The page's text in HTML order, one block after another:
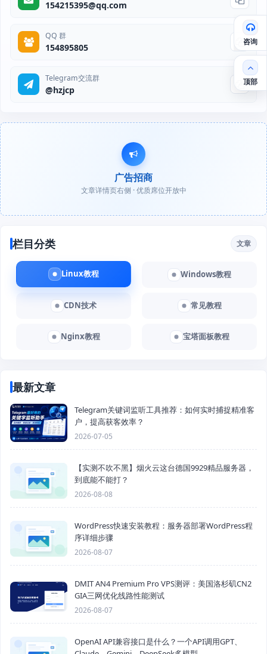
154215395@qq.com
QQ 群
154895805
Telegram交流群
@hzjcp
广告招商
文章详情页右侧 · 优质席位开放中
栏目分类 文章
Linux教程 Windows教程
CDN技术 常见教程
Nginx教程 宝塔面板教程
最新文章
Telegram关键词监听工具推荐：如何实时捕捉精准客
户，提高获客效率？
2026-07-05
【实测不吹不黑】烟火云这台德国9929精品服务器，
到底能不能打？
2026-08-08
WordPress快速安装教程：服务器部署WordPress程
序详细步骤
2026-08-07
DMIT AN4 Premium Pro VPS测评：美国洛杉矶CN2
GIA三网优化线路性能测试
2026-08-07
OpenAI API兼容接口是什么？一个API调用GPT、
咨询
顶部